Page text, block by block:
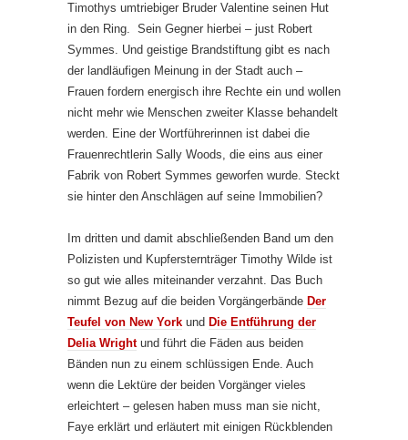
Timothys umtriebiger Bruder Valentine seinen Hut
in den Ring. Sein Gegner hierbei – just Robert
Symmes. Und geistige Brandstiftung gibt es nach
der landläufigen Meinung in der Stadt auch –
Frauen fordern energisch ihre Rechte ein und wollen
nicht mehr wie Menschen zweiter Klasse behandelt
werden. Eine der Wortführerinnen ist dabei die
Frauenrechtlerin Sally Woods, die eins aus einer
Fabrik von Robert Symmes geworfen wurde. Steckt
sie hinter den Anschlägen auf seine Immobilien?
Im dritten und damit abschließenden Band um den
Polizisten und Kupfersternträger Timothy Wilde ist
so gut wie alles miteinander verzahnt. Das Buch
nimmt Bezug auf die beiden Vorgängerbände Der
Teufel von New York und Die Entführung der
Delia Wrightund führt die Fäden aus beiden
Bänden nun zu einem schlüssigen Ende. Auch
wenn die Lektüre der beiden Vorgänger vieles
erleichtert – gelesen haben muss man sie nicht,
Faye erklärt und erläutert mit einigen Rückblenden